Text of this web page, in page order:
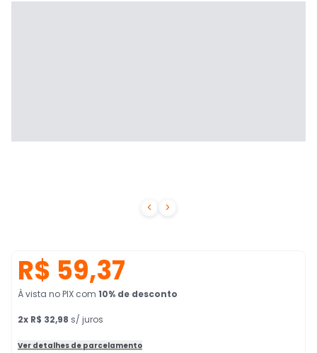
 
R$ 59,37
À vista no PIX com 10% de desconto
2x R$ 32,98 s/ juros
Ver detalhes de parcelamento